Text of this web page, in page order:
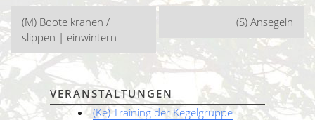
Beitragsnavigation
(M) Boote kranen /
slippen | einwintern
(S) Ansegeln
VERANSTALTUNGEN
(Ke) Training der Kegelgruppe